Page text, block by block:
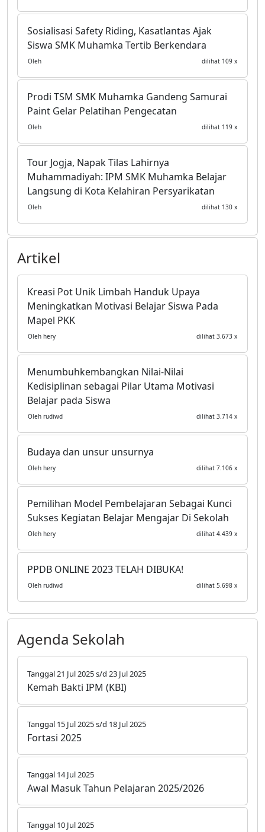
Sosialisasi Safety Riding, Kasatlantas Ajak
Siswa SMK Muhamka Tertib Berkendara
Oleh dilihat 109 x
Prodi TSM SMK Muhamka Gandeng Samurai
Paint Gelar Pelatihan Pengecatan
Oleh dilihat 119 x
Tour Jogja, Napak Tilas Lahirnya
Muhammadiyah: IPM SMK Muhamka Belajar
Langsung di Kota Kelahiran Persyarikatan
Oleh dilihat 130 x
Artikel
Kreasi Pot Unik Limbah Handuk Upaya
Meningkatkan Motivasi Belajar Siswa Pada
Mapel PKK
Oleh hery dilihat 3.673 x
Menumbuhkembangkan Nilai-Nilai
Kedisiplinan sebagai Pilar Utama Motivasi
Belajar pada Siswa
Oleh rudiwd dilihat 3.714 x
Budaya dan unsur unsurnya
Oleh hery dilihat 7.106 x
Pemilihan Model Pembelajaran Sebagai Kunci
Sukses Kegiatan Belajar Mengajar Di Sekolah
Oleh hery dilihat 4.439 x
PPDB ONLINE 2023 TELAH DIBUKA!
Oleh rudiwd dilihat 5.698 x
Agenda Sekolah
Tanggal 21 Jul 2025 s/d 23 Jul 2025
Kemah Bakti IPM (KBI)
Tanggal 15 Jul 2025 s/d 18 Jul 2025
Fortasi 2025
Tanggal 14 Jul 2025
Awal Masuk Tahun Pelajaran 2025/2026
Tanggal 10 Jul 2025